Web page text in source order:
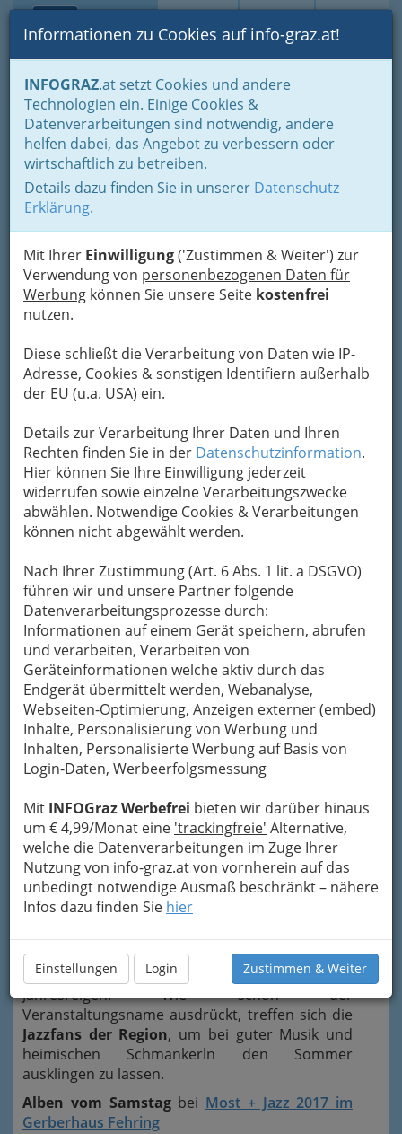
Suche Login Toggle
Informationen zu Cookies auf info-graz.at!
INFOGRAZ.at setzt Cookies und andere
Technologien ein. Einige Cookies &
Datenverarbeitungen sind notwendig, andere
helfen dabei, das Angebot zu verbessern oder
wirtschaftlich zu betreiben.
Details dazu finden Sie in unserer Datenschutz
Erklärung.
Mit Ihrer Einwilligung('Zustimmen & Weiter') zur
Verwendung von personenbezogenen Daten für
Werbung können Sie unsere Seite kostenfrei
nutzen.
Diese schließt die Verarbeitung von Daten wie IP-
Adresse, Cookies & sonstigen Identifiern außerhalb
der EU (u.a. USA) ein.
Details zur Verarbeitung Ihrer Daten und Ihren
Rechten finden Sie in der Datenschutzinformation.
Hier können Sie Ihre Einwilligung jederzeit
widerrufen sowie einzelne Verarbeitungszwecke
abwählen. Notwendige Cookies & Verarbeitungen
können nicht abgewählt werden.
Nach Ihrer Zustimmung (Art. 6 Abs. 1 lit. a DSGVO)
führen wir und unsere Partner folgende
Datenverarbeitungsprozesse durch:
Informationen auf einem Gerät speichern, abrufen
und verarbeiten, Verarbeiten von
Geräteinformationen welche aktiv durch das
Endgerät übermittelt werden, Webanalyse,
Webseiten-Optimierung, Anzeigen externer (embed)
Inhalte, Personalisierung von Werbung und
Inhalten, Personalisierte Werbung auf Basis von
Login-Daten, Werbeerfolgsmessung
Mit INFOGraz Werbefrei bieten wir darüber hinaus
um € 4,99/Monat eine 'trackingfreie' Alternative,
welche die Datenverarbeitungen im Zuge Ihrer
Nutzung von info-graz.at von vornherein auf das
unbedingt notwendige Ausmaß beschränkt – nähere
Infos dazu finden Sie hier
Einstellungen Login Zustimmen & Weiter
Home Fotos Alles, was wir fotografiert haben, chronologisch
Viola Hammer Quintett -
Most+Jazz
Viola Hammer Quintett: Gerhard Ornig, Manuel Schuster,
Michael Ringer, Thomas Stabler - 001
Vergrößern
Previous
Viola Hammer Quintett
Most + Jazz 2017
Hauptplatz Fehring - Sonntag, 10.
September 2017
Jährlich treffen sich Musikfans am
Hauptplatz um bei guter Musik und heimischen
Schmankerln den Sommer ausklingen zu lassen.
Most + Jazz– alljährlich im September – beim
Festgelände am Hauptplatz ist ein Höhepunkt im
Jahresreigen. Wie schon der
Veranstaltungsname ausdrückt, treffen sich die
Jazzfans der Region, um bei guter Musik und
heimischen Schmankerln den Sommer
ausklingen zu lassen.
Alben vom Samstagbei Most + Jazz 2017 im
Gerberhaus Fehring